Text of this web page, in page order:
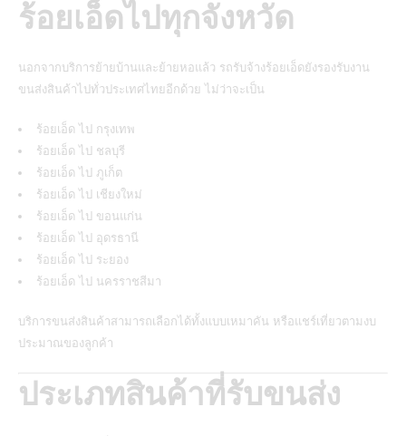
ร้อยเอ็ดไปทุกจังหวัด
นอกจากบริการย้ายบ้านและย้ายหอแล้ว รถรับจ้างร้อยเอ็ดยังรองรับงาน
ขนส่งสินค้าไปทั่วประเทศไทยอีกด้วย ไม่ว่าจะเป็น
ร้อยเอ็ด ไป กรุงเทพ
ร้อยเอ็ด ไป ชลบุรี
ร้อยเอ็ด ไป ภูเก็ต
ร้อยเอ็ด ไป เชียงใหม่
ร้อยเอ็ด ไป ขอนแก่น
ร้อยเอ็ด ไป อุดรธานี
ร้อยเอ็ด ไป ระยอง
ร้อยเอ็ด ไป นครราชสีมา
บริการขนส่งสินค้าสามารถเลือกได้ทั้งแบบเหมาคัน หรือแชร์เที่ยวตามงบ
ประมาณของลูกค้า
ประเภทสินค้าที่รับขนส่ง